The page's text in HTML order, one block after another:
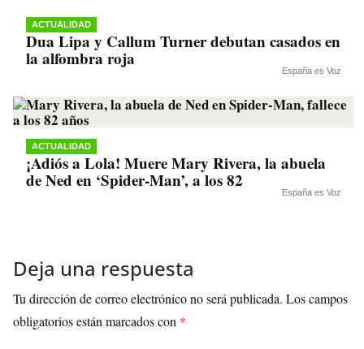
ACTUALIDAD
Dua Lipa y Callum Turner debutan casados en
la alfombra roja
España es Voz
ACTUALIDAD
¡Adiós a Lola! Muere Mary Rivera, la abuela
de Ned en ‘Spider-Man’, a los 82
España es Voz
Deja una respuesta
Tu dirección de correo electrónico no será publicada. Los campos
obligatorios están marcados con *